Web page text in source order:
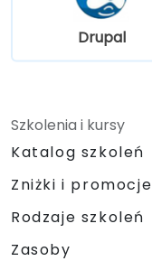
Drupal
Szkolenia i kursy
Katalog szkoleń
Zniżki i promocje
Rodzaje szkoleń
Zasoby